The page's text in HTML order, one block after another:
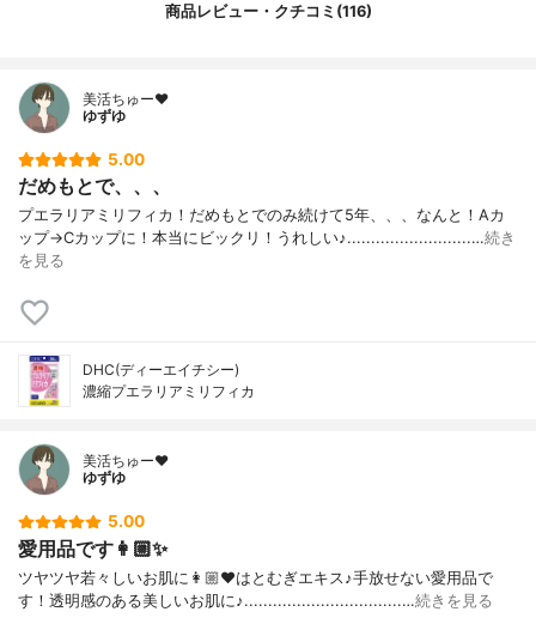
商品レビュー・クチコミ(116)
美活ちゅー❤️
ゆずゆ
5.00
だめもとで、、、
プエラリアミリフィカ！だめもとでのみ続けて5年、、、なんと！Aカ
ップ→Cカップに！本当にビックリ！うれしい♪..........................…続き
を見る
DHC(ディーエイチシー)
濃縮プエラリアミリフィカ
美活ちゅー❤️
ゆずゆ
5.00
愛用品です👩🏼✨
ツヤツヤ若々しいお肌に👩🏼❤️はとむぎエキス♪手放せない愛用品で
す！透明感のある美しいお肌に♪.................................…続きを見る